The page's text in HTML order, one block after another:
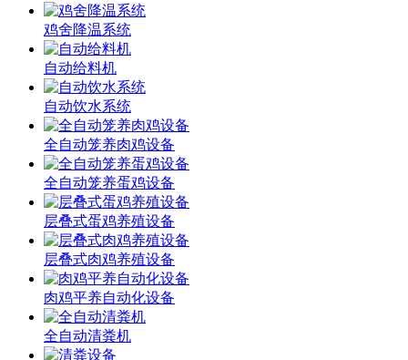
鸡舍降温系统
自动给料机
自动饮水系统
全自动笼养肉鸡设备
全自动笼养蛋鸡设备
层叠式蛋鸡养殖设备
层叠式肉鸡养殖设备
肉鸡平养自动化设备
全自动清粪机